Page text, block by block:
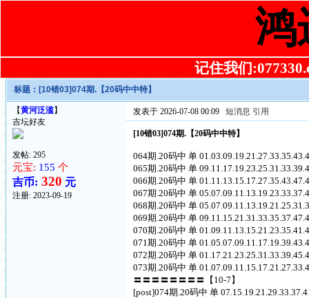
鸿
记住我们
标题： [10错03]074期.【20码中中特】
【黄河泛滥】
吉坛好友
发帖: 295
元宝: 155 个
吉币: 320 元
注册: 2023-09-19
发表于 2026-07-08 00:09 短消息 引用
[10错03]074期.【20码中中特】
064期.20码中 单
065期.20码中 单
066期.20码中 单
067期.20码中 单
068期.20码中 单
069期.20码中 单
070期.20码中 单
071期.20码中 单
072期.20码中 单
073期.20码中 单
〓〓〓〓〓〓〓〓【10-7】
[post]074期.20码中 单